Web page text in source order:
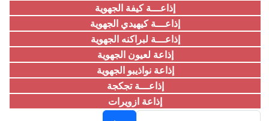
إذاعـــة كيفة الجهوية
إذاعـــة كيهيدي الجهوية
إذاعـــة لبراكنه الجهوية
إذاعة لعيون الجهوية
إذاعة نواذيبو الجهوية
إذاعـــة تجكجة
إذاعة ازويرات